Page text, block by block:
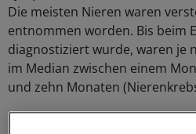
Die meisten Nieren waren
entnommen worden. Bis beim
diagnostiziert wurde, waren je
im Median zwischen einem
und zehn Monaten